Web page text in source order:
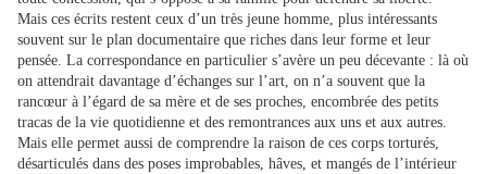
Mais ces écrits restent ceux d’un très jeune homme, plus intéressants
souvent sur le plan documentaire que riches dans leur forme et leur
pensée. La correspondance en particulier s’avère un peu décevante : là où
on attendrait davantage d’échanges sur l’art, on n’a souvent que la
rancœur à l’égard de sa mère et de ses proches, encombrée des petits
tracas de la vie quotidienne et des remontrances aux uns et aux autres.
Mais elle permet aussi de comprendre la raison de ces corps torturés,
désarticulés dans des poses improbables, hâves, et mangés de l’intérieur